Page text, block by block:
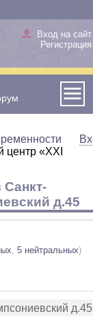
Вход на сайт
Регистрация
центр «XXI
Санкт-
д.45
, 5 нейтральных)
д.45